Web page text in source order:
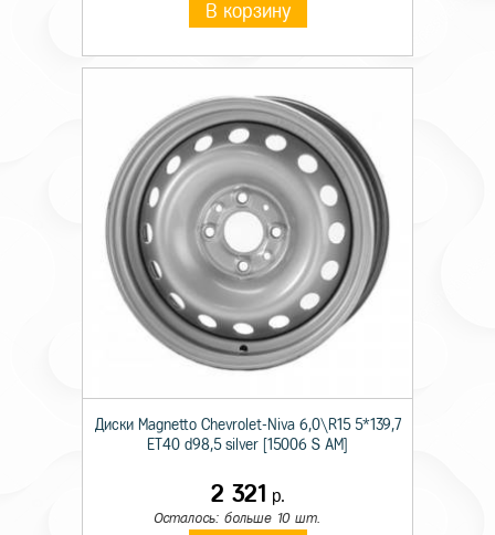
В корзину
Диски Magnetto Chevrolet-Niva 6,0\R15 5*139,7
ET40 d98,5 silver [15006 S AM]
2 321 р.
Осталось: больше 10 шт.